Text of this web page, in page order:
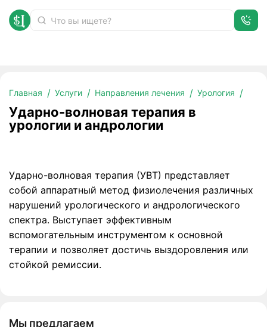
Главная Услуги Направления лечения Урология
Ударно-волновая терапия в урологии и андрологии
Ударно-волновая терапия в
урологии и андрологии
Ударно-волновая терапия (УВТ) представляет
собой аппаратный метод физиолечения различных
нарушений урологического и андрологического
спектра. Выступает эффективным
вспомогательным инструментом к основной
терапии и позволяет достичь выздоровления или
стойкой ремиссии.
Мы предлагаем